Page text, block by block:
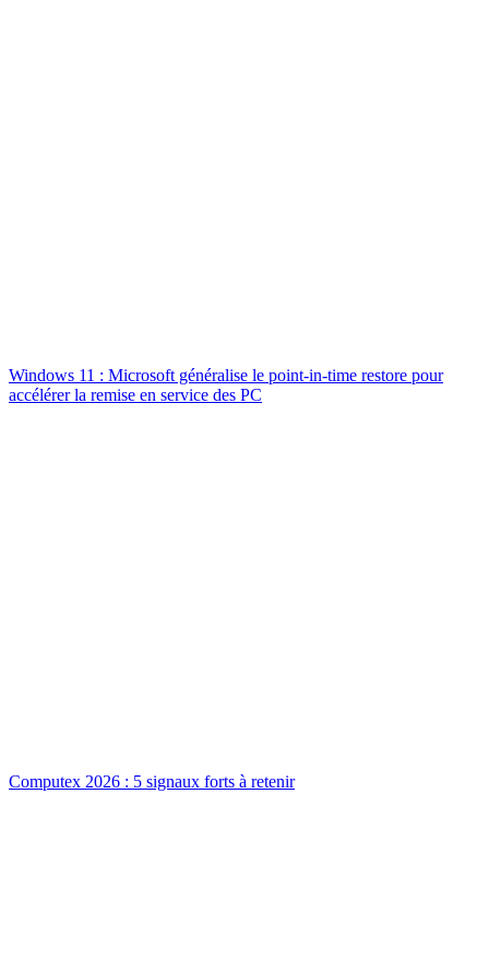
Windows 11 : Microsoft généralise le point-in-time restore pour
accélérer la remise en service des PC
Computex 2026 : 5 signaux forts à retenir